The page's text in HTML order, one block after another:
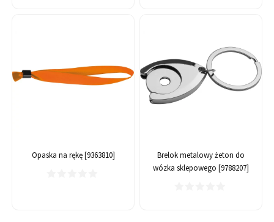
Opaska na rękę [9363810]
Brelok metalowy żeton do
wózka sklepowego [9788207]